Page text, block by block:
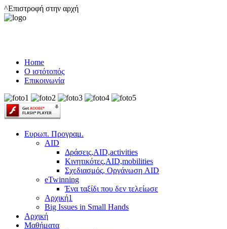
^Επιστροφή στην αρχή
Home
Ο ιστότοπός
Επικοινωνία
Ευρωπ. Προγραμ.
AID
Δράσεις,AID,activities
Κινητικότες,AID,mobilities
Σχεδιασμός, Οργάνωση AID
eTwinning
Ένα ταξίδι που δεν τελείωσε
Αρχική1
Big Issues in Small Hands
Αρχική
Μαθήματα